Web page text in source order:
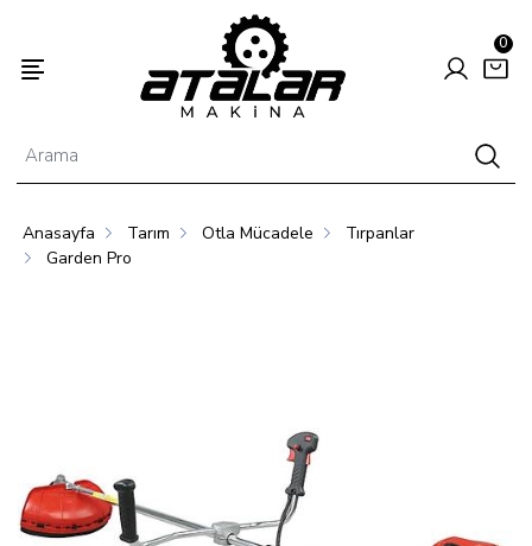
0
Anasayfa Tarım Otla Mücadele
Tırpanlar
Garden ProHayvancılık